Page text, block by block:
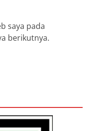
saya pada
berikutnya.